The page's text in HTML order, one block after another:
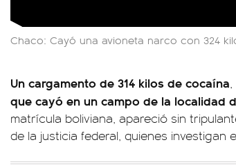
Chaco: Cayó una avioneta narco con 324
Un cargamento de 314 kilos de cocaína,
que cayó en un campo de la localidad
matrícula boliviana, apareció sin
de la justicia federal, quienes